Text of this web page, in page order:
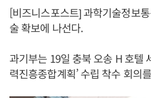
[비즈니스포스트] 과학기술정보
술 확보에 나선다.
과기부는 19일 충북 오송 H 호텔
력진흥종합계획’ 수립 착수 회의